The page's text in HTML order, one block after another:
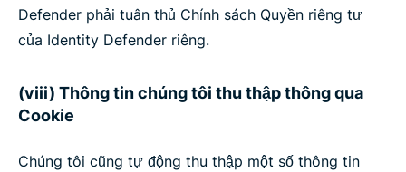
Defender phải tuân thủ Chính sách Quyền riêng tư
của Identity Defender riêng.
(viii) Thông tin chúng tôi thu thập thông qua
Cookie
Chúng tôi cũng tự động thu thập một số thông tin